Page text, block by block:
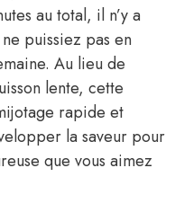
au total, il n’y a
puissiez pas en
Au lieu de
lente, cette
rapide et
la saveur pour
que vous aimez